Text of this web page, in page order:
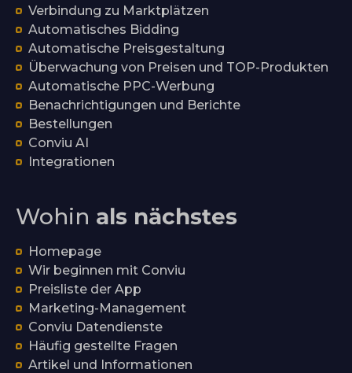
Verbindung zu Marktplätzen
Automatisches Bidding
Automatische Preisgestaltung
Überwachung von Preisen und TOP-Produkten
Automatische PPC-Werbung
Benachrichtigungen und Berichte
Bestellungen
Conviu AI
Integrationen
Wohin als nächstes
Homepage
Wir beginnen mit Conviu
Preisliste der App
Marketing-Management
Conviu Datendienste
Häufig gestellte Fragen
Artikel und Informationen